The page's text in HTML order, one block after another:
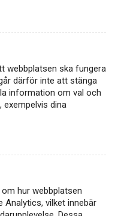
webbplatsen ska fungera
därför inte att stänga
information om val och
exempelvis dina
hur webbplatsen
Analytics, vilket innebär